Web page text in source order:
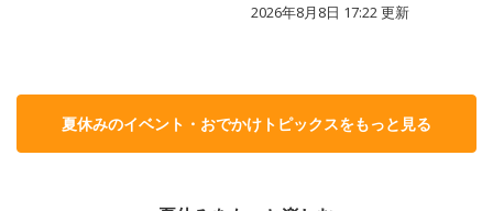
2026年8月8日 17:22更新
夏休みのイベント・おでかけトピックスをもっと見る